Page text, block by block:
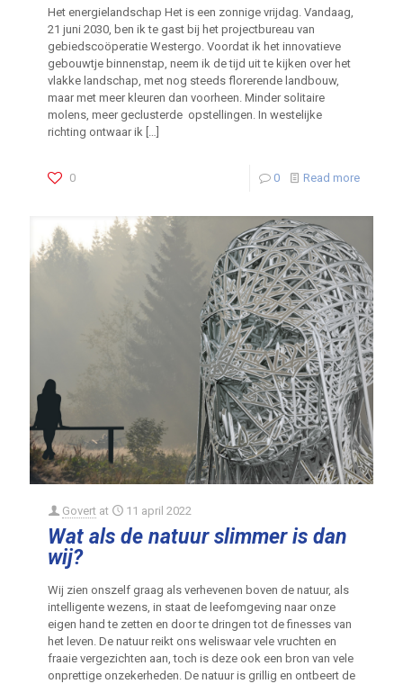
Het energielandschap Het is een zonnige vrijdag. Vandaag,
21 juni 2030, ben ik te gast bij het projectbureau van
gebiedscoöperatie Westergo. Voordat ik het innovatieve
gebouwtje binnenstap, neem ik de tijd uit te kijken over het
vlakke landschap, met nog steeds florerende landbouw,
maar met meer kleuren dan voorheen. Minder solitaire
molens, meer geclusterde opstellingen. In westelijke
richting ontwaar ik
0 0 Read more
Govert at 11 april 2022
Wat als de natuur slimmer is dan
wij?
Wij zien onszelf graag als verhevenen boven de natuur, als
intelligente wezens, in staat de leefomgeving naar onze
eigen hand te zetten en door te dringen tot de finesses van
het leven. De natuur reikt ons weliswaar vele vruchten en
fraaie vergezichten aan, toch is deze ook een bron van vele
onprettige onzekerheden. De natuur is grillig en ontbeert de